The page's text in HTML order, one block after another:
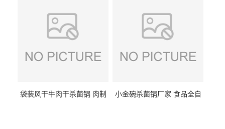
袋装风干牛肉干杀菌锅 肉制
小金碗杀菌锅厂家 食品全自